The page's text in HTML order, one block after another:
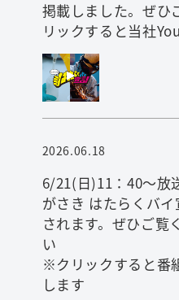
掲載しました。ぜ
リックすると当社
2026.06.18
6/21(日)11：40～放
がさき はたらくバ
されます。ぜひご覧
※クリックすると番
します